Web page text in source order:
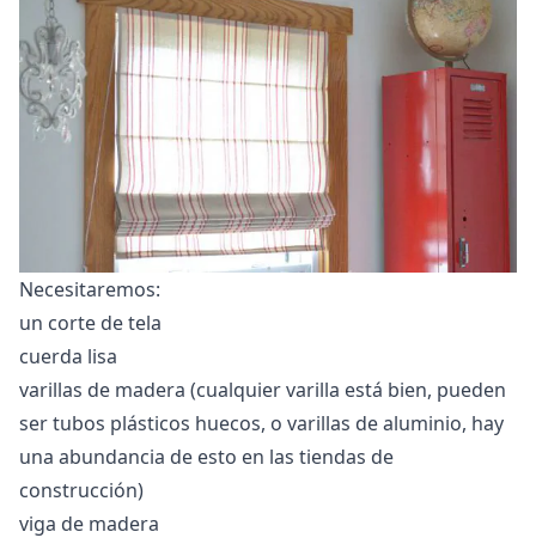
Necesitaremos:
un corte de tela
cuerda lisa
varillas de madera (cualquier varilla está bien, pueden
ser tubos plásticos huecos, o varillas de aluminio, hay
una abundancia de esto en las tiendas de
construcción)
viga de madera